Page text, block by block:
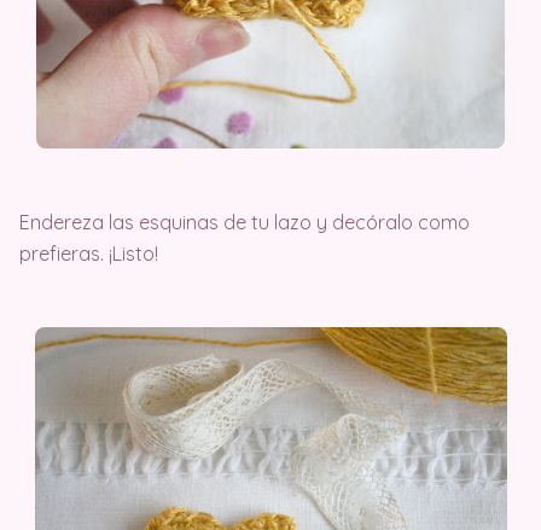
Endereza las esquinas de tu lazo y decóralo como
prefieras. ¡Listo!